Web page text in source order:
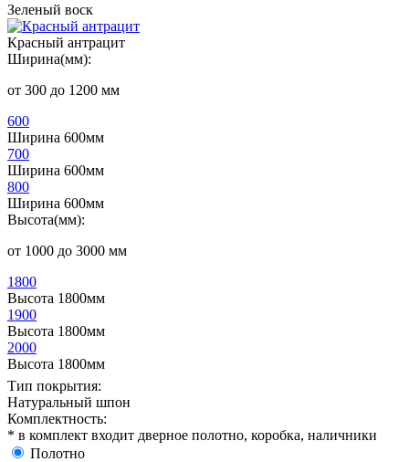
Зеленый воск
Красный антрацит
Ширина(мм):
от 300 до 1200 мм
600
Ширина 600мм
700
Ширина 600мм
800
Ширина 600мм
Высота(мм):
от 1000 до 3000 мм
1800
Высота 1800мм
1900
Высота 1800мм
2000
Высота 1800мм
Тип покрытия:
Натуральный шпон
Комплектность:
* в комплект входит дверное полотно, коробка, наличники
Полотно